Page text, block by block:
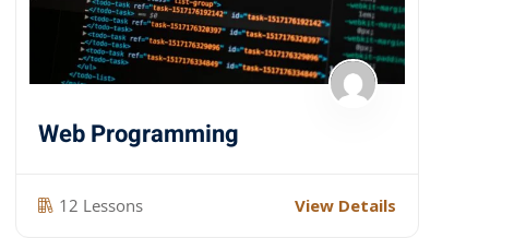
Web Programming
12 Lessons View Details